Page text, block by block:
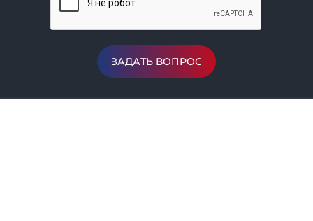
ЗАДАТЬ ВОПРОС